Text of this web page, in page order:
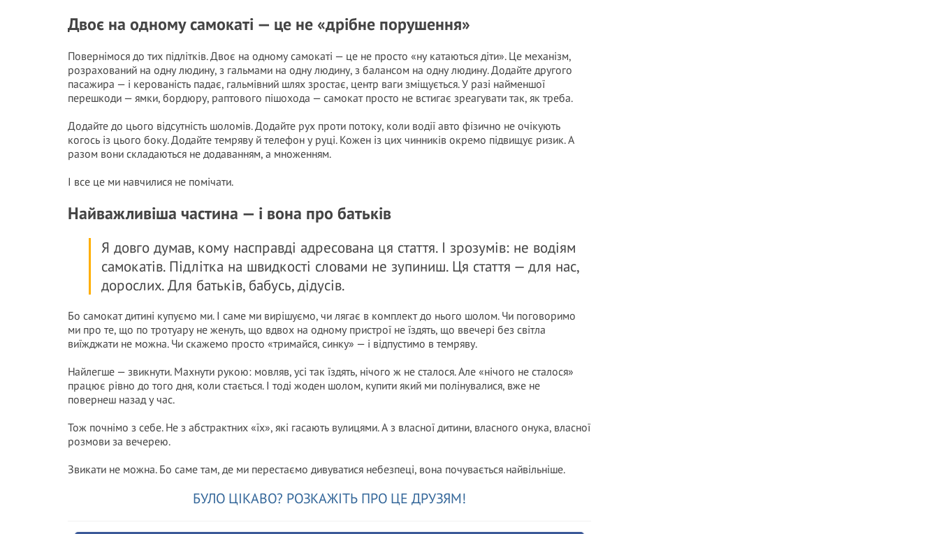
Двоє на одному самокаті — це не «дрібне порушення»
Повернімося до тих підлітків. Двоє на одному самокаті — це не просто «ну катаються діти». Це механізм,
розрахований на одну людину, з гальмами на одну людину, з балансом на одну людину. Додайте другого
пасажира — і керованість падає, гальмівний шлях зростає, центр ваги зміщується. У разі найменшої
перешкоди — ямки, бордюру, раптового пішохода — самокат просто не встигає зреагувати так, як треба.
Додайте до цього відсутність шоломів. Додайте рух проти потоку, коли водії авто фізично не очікують
когось із цього боку. Додайте темряву й телефон у руці. Кожен із цих чинників окремо підвищує ризик. А
разом вони складаються не додаванням, а множенням.
І все це ми навчилися не помічати.
Найважливіша частина — і вона про батьків
Я довго думав, кому насправді адресована ця стаття. І зрозумів: не водіям
самокатів. Підлітка на швидкості словами не зупиниш. Ця стаття — для нас,
дорослих. Для батьків, бабусь, дідусів.
Бо самокат дитині купуємо ми. І саме ми вирішуємо, чи лягає в комплект до нього шолом. Чи поговоримо
ми про те, що по тротуару не женуть, що вдвох на одному пристрої не їздять, що ввечері без світла
виїжджати не можна. Чи скажемо просто «тримайся, синку» — і відпустимо в темряву.
Найлегше — звикнути. Махнути рукою: мовляв, усі так їздять, нічого ж не сталося. Але «нічого не сталося»
працює рівно до того дня, коли стається. І тоді жоден шолом, купити який ми полінувалися, вже не
повернеш назад у час.
Тож почнімо з себе. Не з абстрактних «їх», які гасають вулицями. А з власної дитини, власного онука, власної
розмови за вечерею.
Звикати не можна. Бо саме там, де ми перестаємо дивуватися небезпеці, вона почувається найвільніше.
БУЛО ЦІКАВО? РОЗКАЖІТЬ ПРО ЦЕ ДРУЗЯМ!